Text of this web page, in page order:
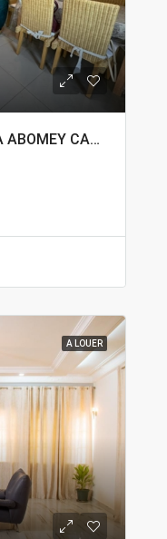
VILLA MEUBLÉE À LOUER À ABOMEY CALAVI ARCONVILLE
A LOUER